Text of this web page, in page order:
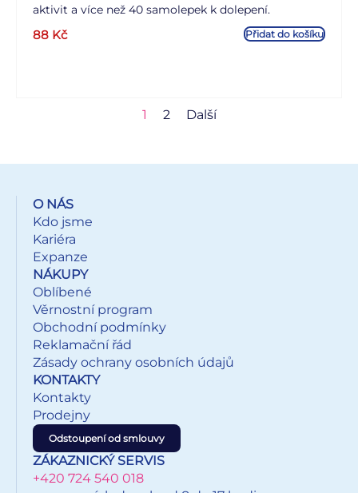
aktivit a více než 40 samolepek k dolepení.
88 Kč Přidat do košíku
1 2 Další
O NÁS
Kdo jsme
Kariéra
Expanze
NÁKUPY
Oblíbené
Věrnostní program
Obchodní podmínky
Reklamační řád
Zásady ochrany osobních údajů
KONTAKTY
Kontakty
Prodejny
Odstoupení od smlouvy
ZÁKAZNICKÝ SERVIS
+420 724 540 018